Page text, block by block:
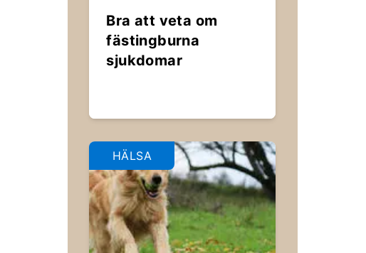
Bra att veta om
fästingburna
sjukdomar
HÄLSA